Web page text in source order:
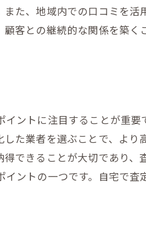
トラブル発生時の対処法
た、地域内での口コミを
客との継続的な関係を築
ントに注目することが重
た業者を選ぶことで、よ
できることが大切であり
ントの一つです。自宅で